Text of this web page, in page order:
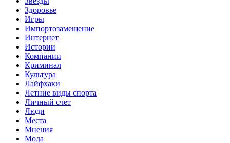
Здоровье
Игры
Импортозамещение
Интернет
Истории
Компании
Криминал
Культура
Лайфхаки
Летние виды спорта
Личный счет
Люди
Места
Мнения
Мода